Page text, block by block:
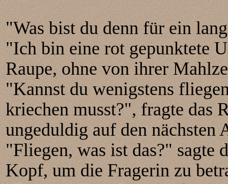
"Was bist du denn für ein
"Ich bin eine rot gepunktete
Raupe, ohne von ihrer
"Kannst du wenigstens
kriechen musst?", fragte das
ungeduldig auf den nächsten
"Fliegen, was ist das?" sagte
Kopf, um die Fragerin zu